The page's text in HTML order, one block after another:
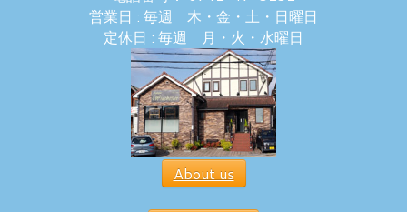
営業日 : 毎週 木・金・土・日曜日
定休日 : 毎週 月・火・水曜日
About us